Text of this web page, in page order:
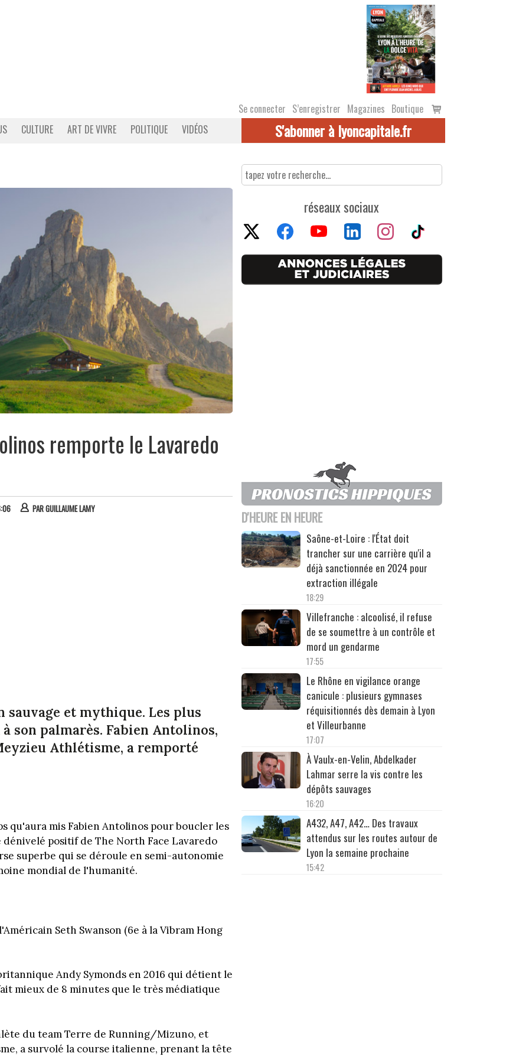
Se connecter S’enregistrer Magazines Boutique
Voir
le
CULTURE ART DE VIVRE POLITIQUE VIDÉOS S'abonner à lyoncapitale.fr
remporte le Lavaredo
PARGUILLAUME LAMY
et mythique. Les plus
son palmarès. Fabien Antolinos,
Athlétisme, a remporté
qu'aura mis Fabien Antolinos pour boucler les
positif de The North Face Lavaredo
superbe qui se déroule en semi-autonomie
mondial de l'humanité.
Seth Swanson (6e à la Vibram Hong
Andy Symonds en 2016 qui détient le
mieux de 8 minutes que le très médiatique
du team Terre de Running/Mizuno, et
a survolé la course italienne, prenant la tête
réseaux sociaux
D'HEURE EN HEURE
Saône-et-Loire : l'État doit
trancher sur une carrière qu'il a
déjà sanctionnée en 2024 pour
extraction illégale
18:29
Villefranche : alcoolisé, il refuse
de se soumettre à un contrôle et
mord un gendarme
17:55
Le Rhône en vigilance orange
canicule : plusieurs gymnases
réquisitionnés dès demain à Lyon
et Villeurbanne
17:07
À Vaulx-en-Velin, Abdelkader
Lahmar serre la vis contre les
dépôts sauvages
16:20
A432, A47, A42… Des travaux
attendus sur les routes autour de
Lyon la semaine prochaine
15:42